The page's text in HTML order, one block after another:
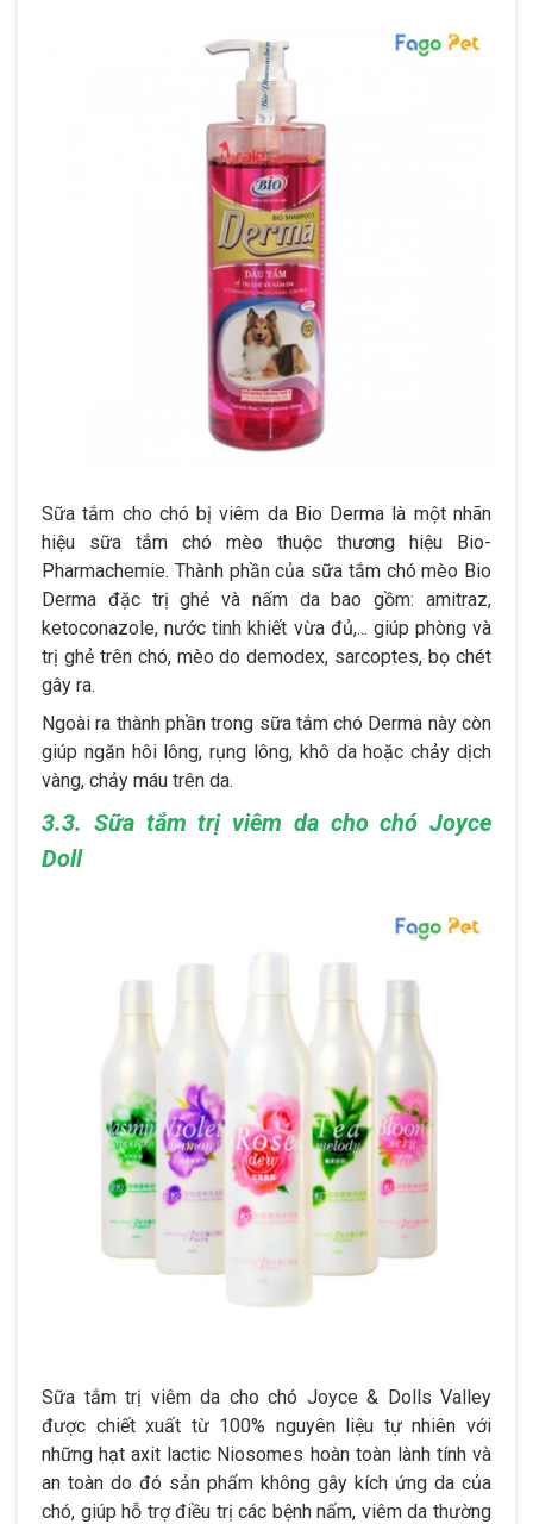
Sữa tắm cho chó bị viêm da Bio Derma là một nhãn
hiệu sữa tắm chó mèo thuộc thương hiệu Bio-
Pharmachemie. Thành phần của sữa tắm chó mèo Bio
Derma đặc trị ghẻ và nấm da bao gồm: amitraz,
ketoconazole, nước tinh khiết vừa đủ,... giúp phòng và
trị ghẻ trên chó, mèo do demodex, sarcoptes, bọ chét
gây ra.
Ngoài ra thành phần trong sữa tắm chó Derma này còn
giúp ngăn hôi lông, rụng lông, khô da hoặc chảy dịch
vàng, chảy máu trên da.
3.3. Sữa tắm trị viêm da cho chó Joyce
Doll
Sữa tắm trị viêm da cho chó Joyce & Dolls Valley
được chiết xuất từ 100% nguyên liệu tự nhiên với
những hạt axit lactic Niosomes hoàn toàn lành tính và
an toàn do đó sản phẩm không gây kích ứng da của
chó, giúp hỗ trợ điều trị các bệnh nấm, viêm da thường